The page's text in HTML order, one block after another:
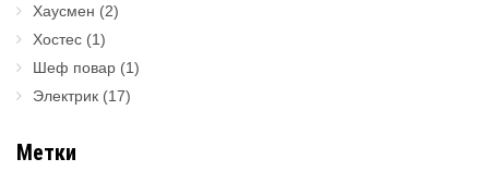
Хаусмен (2)
Хостес (1)
Шеф повар (1)
Электрик (17)
Метки